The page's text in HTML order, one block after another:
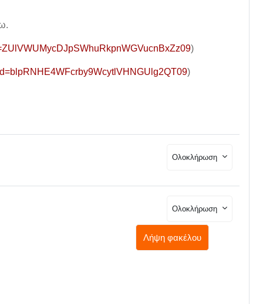
)
)
Ολοκλήρωση
Ολοκλήρωση
Λήψη φακέλου